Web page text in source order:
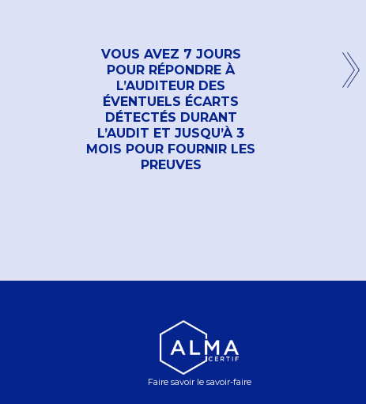
VOUS AVEZ 7 JOURS
POUR RÉPONDRE À
L’AUDITEUR DES
ÉVENTUELS ÉCARTS
DÉTECTÉS DURANT
L’AUDIT ET JUSQU’À 3
MOIS POUR FOURNIR LES
PREUVES
Faire savoir le savoir-faire